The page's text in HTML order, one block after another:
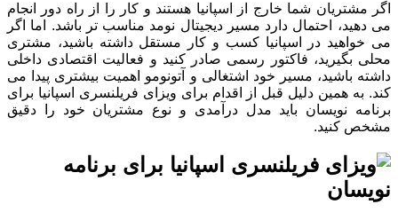
اگر مشتریان شما خارج از اسپانیا هستند و کار را از راه دور انجام
می دهید، احتمال دارد مسیر دیجیتال نومد مناسب تر باشد. اما اگر
می خواهید در اسپانیا کسب و کار مستقل داشته باشید، مشتری
محلی بگیرید، فاکتور رسمی صادر کنید و فعالیت اقتصادی داخلی
داشته باشید، مسیر خود اشتغالی و آتونومو اهمیت بیشتری پیدا می
کند. به همین دلیل قبل از اقدام برای ویزای فریلنسری اسپانیا برای
برنامه نویسان باید مدل درآمدی و نوع مشتریان خود را دقیق
مشخص کنید.